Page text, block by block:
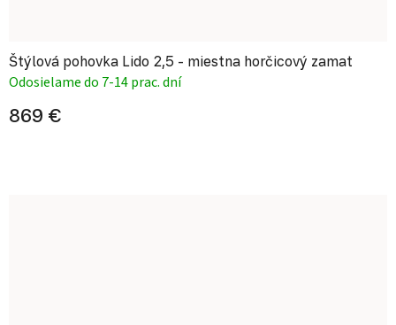
Štýlová pohovka Lido 2,5 - miestna horčicový zamat
Odosielame do 7-14 prac. dní
869 €